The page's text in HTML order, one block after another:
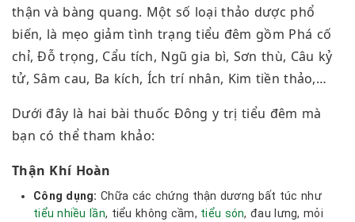
thận và bàng quang. Một số loại thảo dược phổ
biến, là mẹo giảm tình trạng tiểu đêm gồm Phá cố
chỉ, Đỗ trọng, Cẩu tích, Ngũ gia bì, Sơn thù, Câu kỷ
tử, Sâm cau, Ba kích, Ích trí nhân, Kim tiền thảo,…
Dưới đây là hai bài thuốc Đông y trị tiểu đêm mà
bạn có thể tham khảo:
Thận Khí Hoàn
Công dụng: Chữa các chứng thận dương bất túc như
tiểu nhiều lần, tiểu không cầm, tiểu són, đau lưng, mỏi